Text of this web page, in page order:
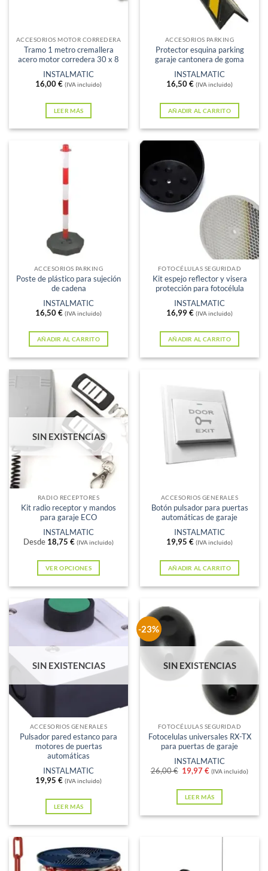
ACCESORIOS MOTOR CORREDERA
Tramo 1 metro cremallera
acero motor corredera 30 x 8
INSTALMATIC
16,00€ (IVA incluido)
LEER MÁS
ACCESORIOS PARKING
Protector esquina parking
garaje cantonera de goma
INSTALMATIC
16,50€ (IVA incluido)
AÑADIR AL CARRITO
ACCESORIOS PARKING
Poste de plástico para sujeción
de cadena
INSTALMATIC
16,50€ (IVA incluido)
AÑADIR AL CARRITO
FOTOCÉLULAS SEGURIDAD
Kit espejo reflector y visera
protección para fotocélula
INSTALMATIC
16,99€ (IVA incluido)
AÑADIR AL CARRITO
SIN EXISTENCIAS
RADIO RECEPTORES
Kit radio receptor y mandos
para garaje ECO
INSTALMATIC
Desde 18,75 € (IVA incluido)
VER OPCIONES
producto
tiene
múltiples
opciones
se
en
la
página
de
producto
ACCESORIOS GENERALES
Botón pulsador para puertas
automáticas de garaje
INSTALMATIC
19,95 € (IVA incluido)
AÑADIR AL CARRITO
SIN EXISTENCIAS
ACCESORIOS GENERALES
Pulsador pared estanco para
motores de puertas
automáticas
INSTALMATIC
19,95 € (IVA incluido)
LEER MÁS
-23%
SIN EXISTENCIAS
FOTOCÉLULAS SEGURIDAD
Fotocelulas universales RX-TX
para puertas de garaje
INSTALMATIC
26,00€ El
original
era:
26,00 €.
19,97€El
actual
es:
19,97 €.
(IVA incluido)
LEER MÁS